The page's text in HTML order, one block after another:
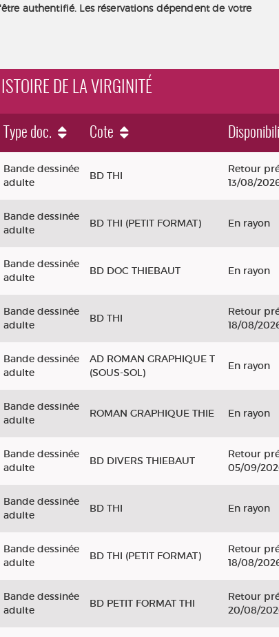
authentifié. Les réservations dépendent de votre
DE LA VIRGINITÉ
Type doc. Cote
Bande dessinée
adulte
BD THI
Retour
13/08/
Bande dessinée
adulte
BD THI (PETIT FORMAT) En rayon
Bande dessinée
adulte
BD DOC THIEBAUT En rayon
Bande dessinée
adulte
BD THI
Retour
18/08/
Bande dessinée
adulte
AD ROMAN GRAPHIQUE T
(SOUS-SOL)
En rayon
Bande dessinée
adulte
ROMAN GRAPHIQUE THIE En rayon
Bande dessinée
adulte
BD DIVERS THIEBAUT
Retour
05/09/
Bande dessinée
adulte
BD THI En rayon
Bande dessinée
adulte
BD THI (PETIT FORMAT)
Retour
18/08/
Bande dessinée
adulte
BD PETIT FORMAT THI
Retour
20/08/